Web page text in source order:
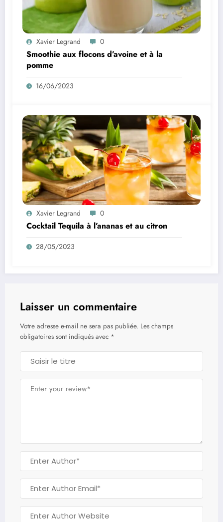
Xavier Legrand 0
Smoothie aux flocons d’avoine et à la
pomme
16/06/2023
Xavier Legrand 0
Cocktail Tequila à l’ananas et au citron
28/05/2023
Laisser un commentaire
Votre adresse e-mail ne sera pas publiée. Les champs
obligatoires sont indiqués avec *